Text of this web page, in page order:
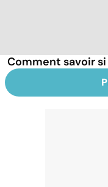
Comment savoir